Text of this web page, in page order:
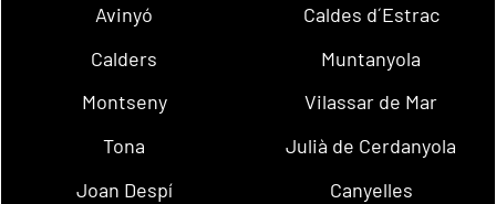
Avinyó
Caldes d´Estrac
Calders
Muntanyola
Montseny
Vilassar de Mar
Tona
Julià de Cerdanyola
Joan Despí
Canyelles